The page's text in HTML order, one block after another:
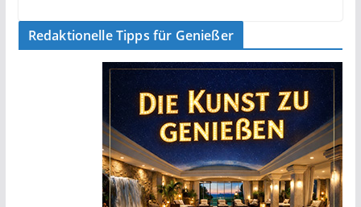
Redaktionelle Tipps für Genießer